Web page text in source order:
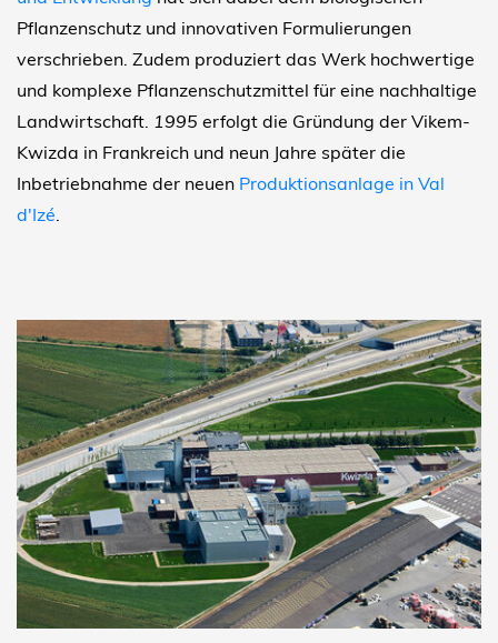
Pflanzenschutz und innovativen Formulierungen
verschrieben. Zudem produziert das Werk hochwertige
und komplexe Pflanzenschutzmittel für eine nachhaltige
Landwirtschaft. 1995 erfolgt die Gründung der Vikem-
Kwizda in Frankreich und neun Jahre später die
Inbetriebnahme der neuen Produktionsanlage in Val
d'Izé